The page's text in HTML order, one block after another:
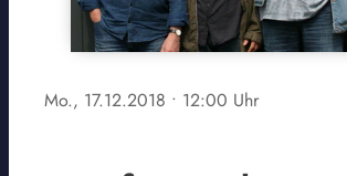
Mo., 17.12.2018 • 12:00 Uhr